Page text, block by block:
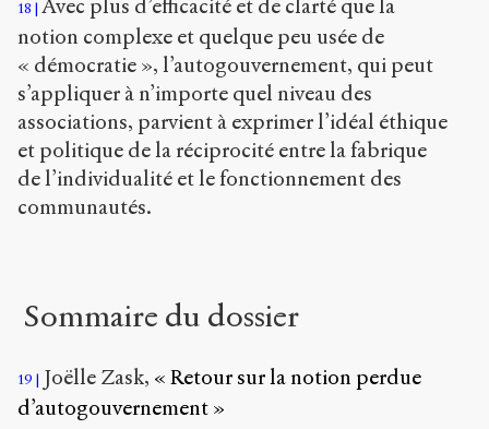
18
Avec plus d’efficacité et de clarté que la
notion complexe et quelque peu usée de
« démocratie », l’autogouvernement, qui peut
s’appliquer à n’importe quel niveau des
associations, parvient à exprimer l’idéal éthique
et politique de la réciprocité entre la fabrique
de l’individualité et le fonctionnement des
communautés.
Sommaire du dossier
19 Joëlle Zask, « Retour sur la notion perdue
d’autogouvernement »